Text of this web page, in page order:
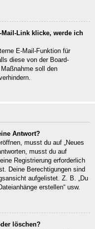
Link klicke, werde ich
E-Mail-Funktion für
diese von der Board-
soll den
Antwort?
musst du auf „Neues
musst du auf
Registrierung erforderlich
Deine Berechtigungen sind
aufgelistet. Z. B. „Du
erstellen“ usw.
löschen?